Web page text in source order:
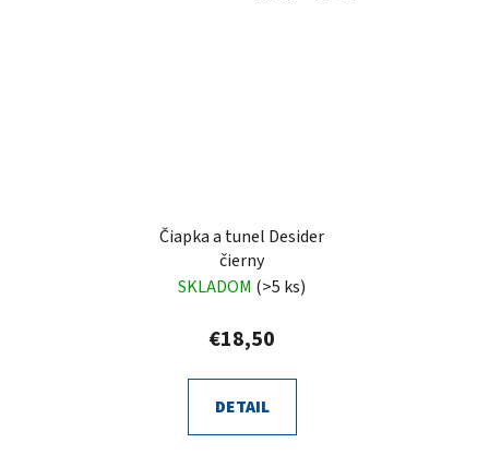
Čiapka a tunel Desider
čierny
SKLADOM (>5 ks)
€18,50
DETAIL